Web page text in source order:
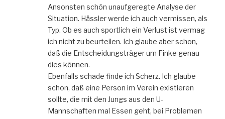
Ansonsten schön unaufgeregte Analyse der
Situation. Hässler werde ich auch vermissen, als
Typ. Ob es auch sportlich ein Verlust ist vermag
ich nicht zu beurteilen. Ich glaube aber schon,
daß die Entscheidungsträger um Finke genau
dies können.
Ebenfalls schade finde ich Scherz. Ich glaube
schon, daß eine Person im Verein existieren
sollte, die mit den Jungs aus den U-
Mannschaften mal Essen geht, bei Problemen